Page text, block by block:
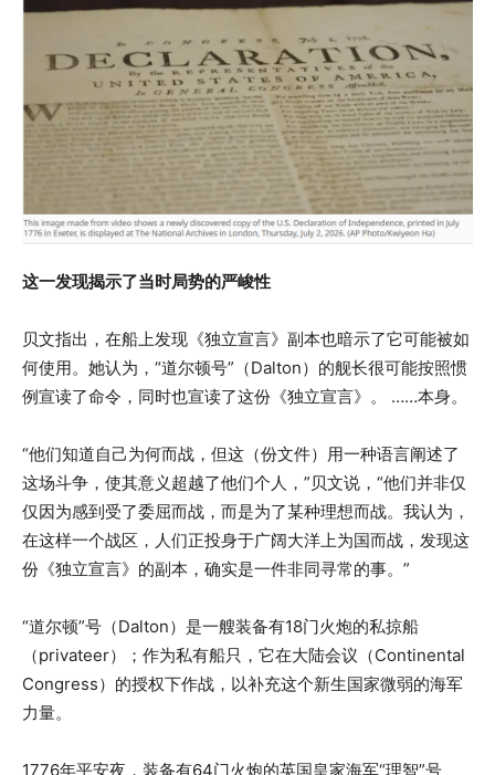
这一发现揭示了当时局势的严峻性
贝文指出，在船上发现《独立宣言》副本也暗示了它可能被如
何使用。她认为，“道尔顿号”（Dalton）的舰长很可能按照惯
例宣读了命令，同时也宣读了这份《独立宣言》。 ……本身。
“他们知道自己为何而战，但这（份文件）用一种语言阐述了
这场斗争，使其意义超越了他们个人，”贝文说，“他们并非仅
仅因为感到受了委屈而战，而是为了某种理想而战。我认为，
在这样一个战区，人们正投身于广阔大洋上为国而战，发现这
份《独立宣言》的副本，确实是一件非同寻常的事。”
“道尔顿”号（Dalton）是一艘装备有18门火炮的私掠船
（privateer）；作为私有船只，它在大陆会议（Continental
Congress）的授权下作战，以补充这个新生国家微弱的海军
力量。
1776年平安夜，装备有64门火炮的英国皇家海军“理智”号